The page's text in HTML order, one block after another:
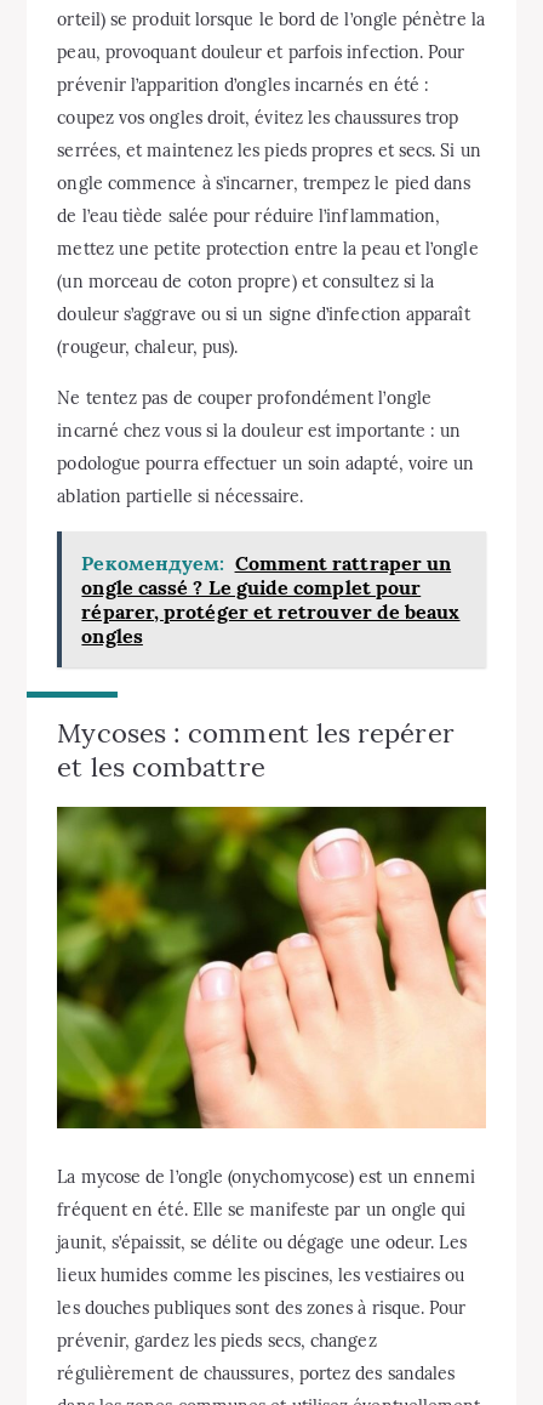
orteil) se produit lorsque le bord de l’ongle pénètre la
peau, provoquant douleur et parfois infection. Pour
prévenir l’apparition d’ongles incarnés en été :
coupez vos ongles droit, évitez les chaussures trop
serrées, et maintenez les pieds propres et secs. Si un
ongle commence à s’incarner, trempez le pied dans
de l’eau tiède salée pour réduire l’inflammation,
mettez une petite protection entre la peau et l’ongle
(un morceau de coton propre) et consultez si la
douleur s’aggrave ou si un signe d’infection apparaît
(rougeur, chaleur, pus).
Ne tentez pas de couper profondément l’ongle
incarné chez vous si la douleur est importante : un
podologue pourra effectuer un soin adapté, voire un
ablation partielle si nécessaire.
Рекомендуем: Comment rattraper un
ongle cassé ? Le guide complet pour
réparer, protéger et retrouver de beaux
ongles
Mycoses : comment les repérer
et les combattre
La mycose de l’ongle (onychomycose) est un ennemi
fréquent en été. Elle se manifeste par un ongle qui
jaunit, s’épaissit, se délite ou dégage une odeur. Les
lieux humides comme les piscines, les vestiaires ou
les douches publiques sont des zones à risque. Pour
prévenir, gardez les pieds secs, changez
régulièrement de chaussures, portez des sandales